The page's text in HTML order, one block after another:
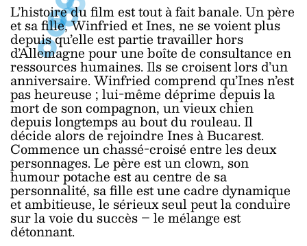
L’histoire du film est tout à fait banale. Un père
et sa fille, Winfried et Ines, ne se voient plus
depuis qu’elle est partie travailler hors
d’Allemagne pour une boîte de consultance en
ressources humaines. Ils se croisent lors d’un
anniversaire. Winfried comprend qu’Ines n’est
pas heureuse ; lui-même déprime depuis la
mort de son compagnon, un vieux chien
depuis longtemps au bout du rouleau. Il
décide alors de rejoindre Ines à Bucarest.
Commence un chassé-croisé entre les deux
personnages. Le père est un clown, son
humour potache est au centre de sa
personnalité, sa fille est une cadre dynamique
et ambitieuse, le sérieux seul peut la conduire
sur la voie du succès – le mélange est
détonnant.